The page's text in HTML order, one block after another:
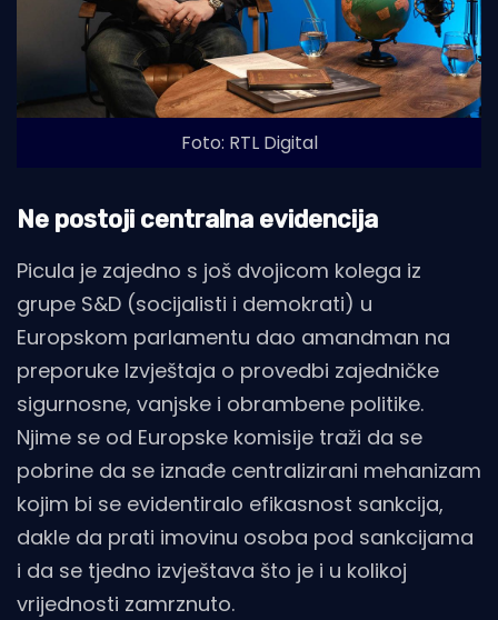
Foto: RTL Digital
Ne postoji centralna evidencija
Picula je zajedno s još dvojicom kolega iz
grupe S&D (socijalisti i demokrati) u
Europskom parlamentu dao amandman na
preporuke Izvještaja o provedbi zajedničke
sigurnosne, vanjske i obrambene politike.
Njime se od Europske komisije traži da se
pobrine da se iznađe centralizirani mehanizam
kojim bi se evidentiralo efikasnost sankcija,
dakle da prati imovinu osoba pod sankcijama
i da se tjedno izvještava što je i u kolikoj
vrijednosti zamrznuto.